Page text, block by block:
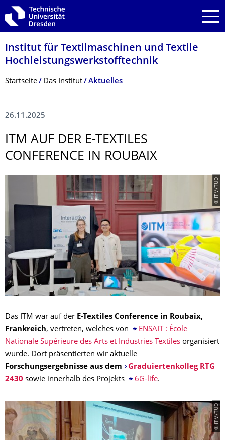
Zur Hauptnavigation springen
Zur Suche springen
Zum Inhalt springen
Institut für Textilmaschinen und Textile
Hochleistungswerk­stofftechnik
Breadcrumb-Menü
Startseite Das Institut Aktuelles
26.11.2025
ITM AUF DER E-TEXTILES
CONFERENCE IN ROUBAIX
© ITM/TUD
Das ITM war auf der E-Textiles Conference in Roubaix,
Frankreich, vertreten, welches von
ENSAIT : École
Nationale Supérieure des Arts et Industries Textiles organisiert
wurde. Dort präsentierten wir aktuelle
Forschungsergebnisse aus dem
Graduiertenkolleg RTG
2430 sowie innerhalb des Projekts 6G-life.
© ITM/TUD